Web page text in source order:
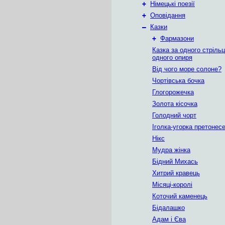
+
Німецькі поезії
+ Оповідання
–
Казки
+ Фармазони
Казка за одного
одного опиря
Від чого море солоне?
Чортівська бочка
Глогорожечка
Золота кісочка
Голодний чорт
Іголка-угорка
Нікс
Мудра жінка
Бідний Михась
Хитрий кравець
Місяці-королі
Коточий каменець
Бідалашко
Адам і Єва